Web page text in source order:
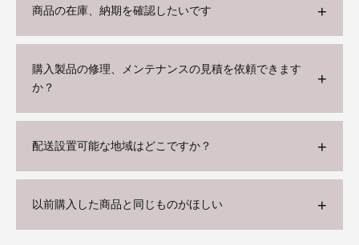
商品の在庫、納期を確認したいです
購入製品の修理、メンテナンスの見積を依頼できます
か？
配送設置可能な地域はどこですか？
以前購入した商品と同じものがほしい